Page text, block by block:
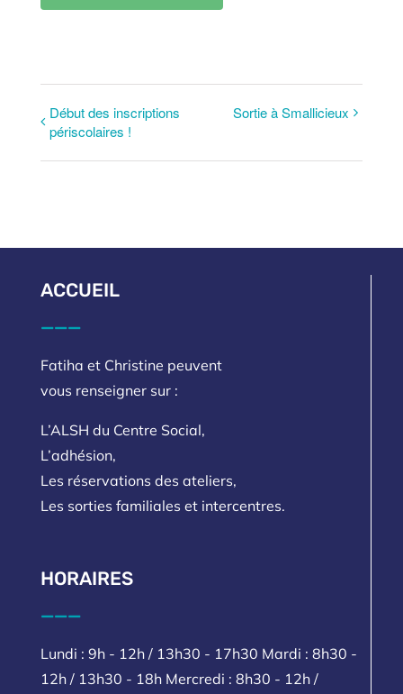
Début des inscriptions
périscolaires !
Sortie à Smallicieux
ACCUEIL
___
Fatiha et Christine peuvent
vous renseigner sur :
L’ALSH du Centre Social,
L’adhésion,
Les réservations des ateliers,
Les sorties familiales et intercentres.
HORAIRES
___
Lundi : 9h - 12h / 13h30 - 17h30 Mardi : 8h30 -
12h / 13h30 - 18h Mercredi : 8h30 - 12h /